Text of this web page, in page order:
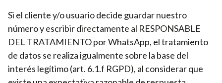
Si el cliente y/o usuario decide guardar nuestro
número y escribir directamente al RESPONSABLE
DEL TRATAMIENTO por WhatsApp, el tratamiento
de datos se realiza igualmente sobre la base del
interés legítimo (art. 6.1.f RGPD), al considerar que